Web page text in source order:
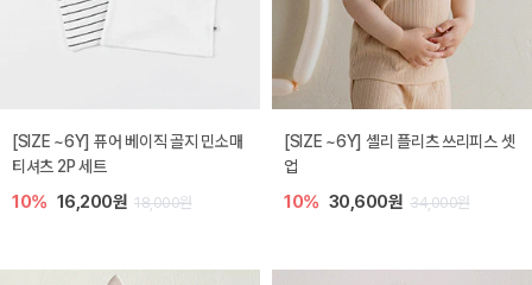
[SIZE ~6Y] 퓨어 베이직 골지 민소매
티셔츠 2P 세트
10% 16,200원 18,000원
[SIZE ~6Y] 셸리 플리츠 쓰리피스 셋
업
10% 30,600원 34,000원